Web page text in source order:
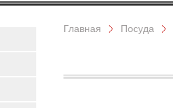
Главная Посуда